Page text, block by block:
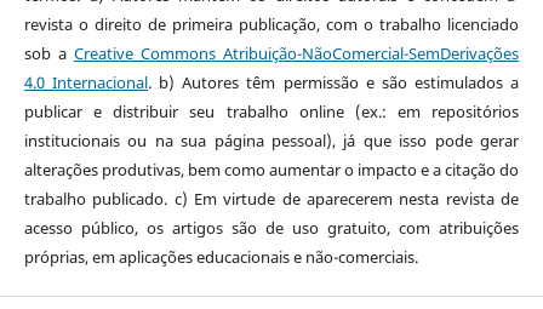
revista o direito de primeira publicação, com o trabalho licenciado
sob a Creative Commons Atribuição-NãoComercial-SemDerivações
4.0 Internacional. b) Autores têm permissão e são estimulados a
publicar e distribuir seu trabalho online (ex.: em repositórios
institucionais ou na sua página pessoal), já que isso pode gerar
alterações produtivas, bem como aumentar o impacto e a citação do
trabalho publicado. c) Em virtude de aparecerem nesta revista de
acesso público, os artigos são de uso gratuito, com atribuições
próprias, em aplicações educacionais e não-comerciais.